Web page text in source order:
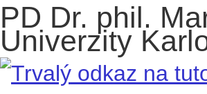
PD Dr. phil.
Univerzity